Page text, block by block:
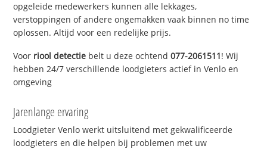
opgeleide medewerkers kunnen alle lekkages,
verstoppingen of andere ongemakken vaak binnen no time
oplossen. Altijd voor een redelijke prijs.
Voor riool detectie belt u deze ochtend077-2061511! Wij
hebben 24/7 verschillende loodgieters actief in Venlo en
omgeving
Jarenlange ervaring
Loodgieter Venlo werkt uitsluitend met gekwalificeerde
loodgieters en die helpen bij problemen met uw